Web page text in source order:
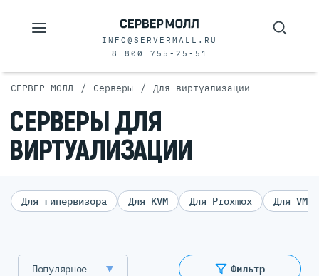
INFO@SERVERMALL.RU
8 800 755-25-51
СЕРВЕР МОЛЛ / Серверы / Для виртуализации
СЕРВЕРЫ ДЛЯ
ВИРТУАЛИЗАЦИИ
Для гипервизора Для KVM Для Proxmox Для
Фильтр
Популярное